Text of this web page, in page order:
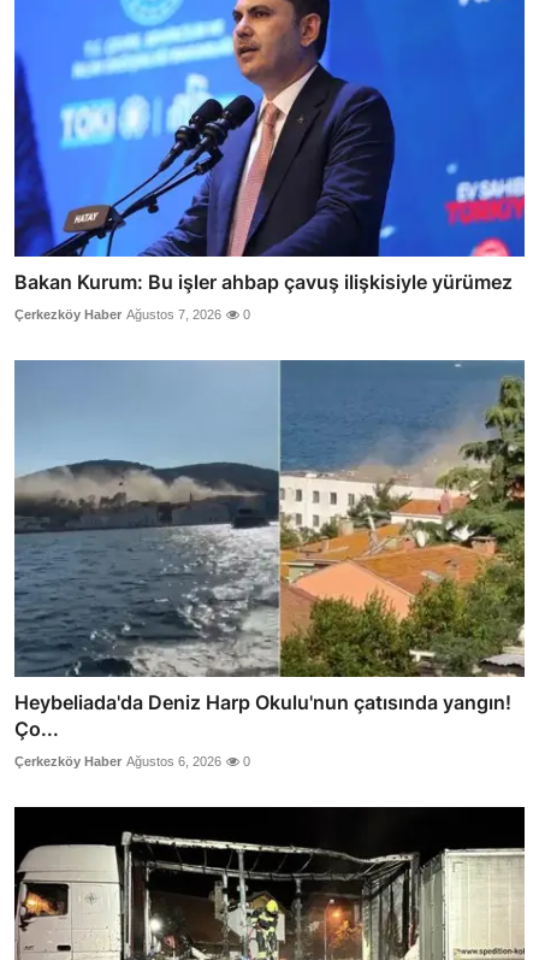
Bakan Kurum: Bu işler ahbap çavuş ilişkisiyle yürümez
Çerkezköy Haber Ağustos 7, 2026 0
Heybeliada'da Deniz Harp Okulu'nun çatısında yangın!
Ço...
Çerkezköy Haber Ağustos 6, 2026 0